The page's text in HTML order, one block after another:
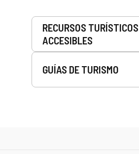
Servicios
RECURSOS TURÍSTICOS
ACCESIBLES
GUÍAS DE TURISMO